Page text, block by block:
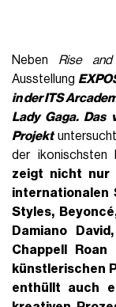
Neben Rise
Ausstellung
in der ITS
Lady Gaga. Das
Projekt
der ikonischsten
zeigt nicht nur
internationalen
Styles,
Damiano
Chappell
künstlerischen
enthüllt auch